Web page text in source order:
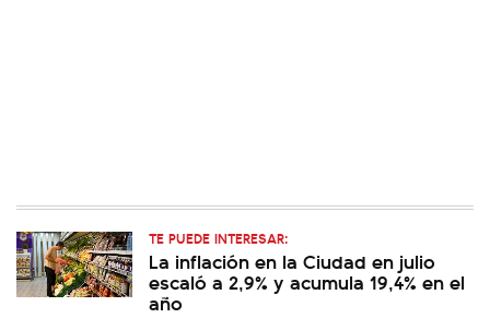
TE PUEDE INTERESAR:
La inflación en la Ciudad en julio
escaló a 2,9% y acumula 19,4% en el
año